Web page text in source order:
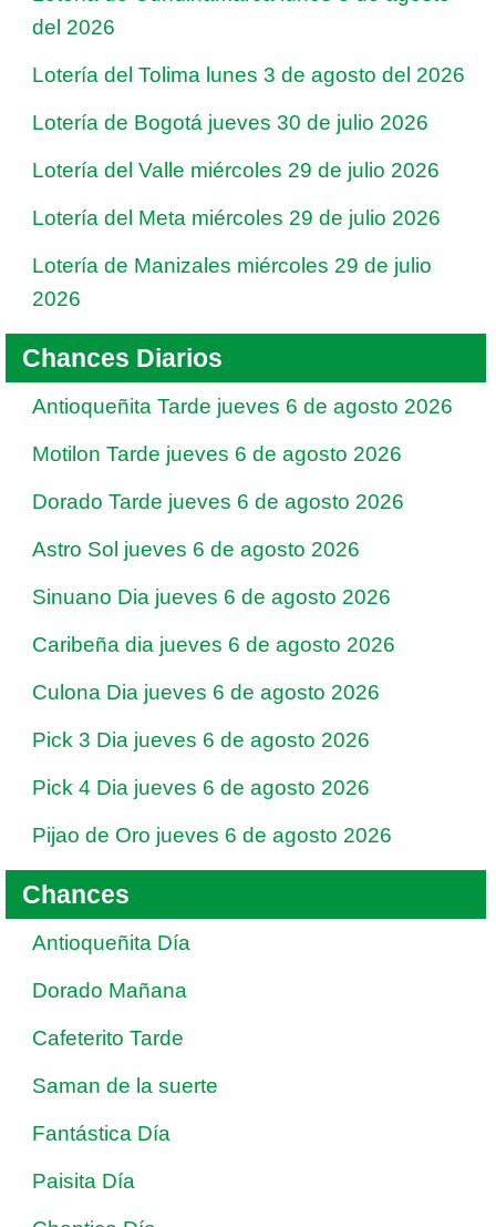
del 2026
Lotería del Tolima lunes 3 de agosto del 2026
Lotería de Bogotá jueves 30 de julio 2026
Lotería del Valle miércoles 29 de julio 2026
Lotería del Meta miércoles 29 de julio 2026
Lotería de Manizales miércoles 29 de julio
2026
Chances Diarios
Antioqueñita Tarde jueves 6 de agosto 2026
Motilon Tarde jueves 6 de agosto 2026
Dorado Tarde jueves 6 de agosto 2026
Astro Sol jueves 6 de agosto 2026
Sinuano Dia jueves 6 de agosto 2026
Caribeña dia jueves 6 de agosto 2026
Culona Dia jueves 6 de agosto 2026
Pick 3 Dia jueves 6 de agosto 2026
Pick 4 Dia jueves 6 de agosto 2026
Pijao de Oro jueves 6 de agosto 2026
Chances
Antioqueñita Día
Dorado Mañana
Cafeterito Tarde
Saman de la suerte
Fantástica Día
Paisita Día